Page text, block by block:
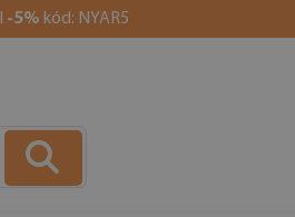
-5% kód: NYAR5